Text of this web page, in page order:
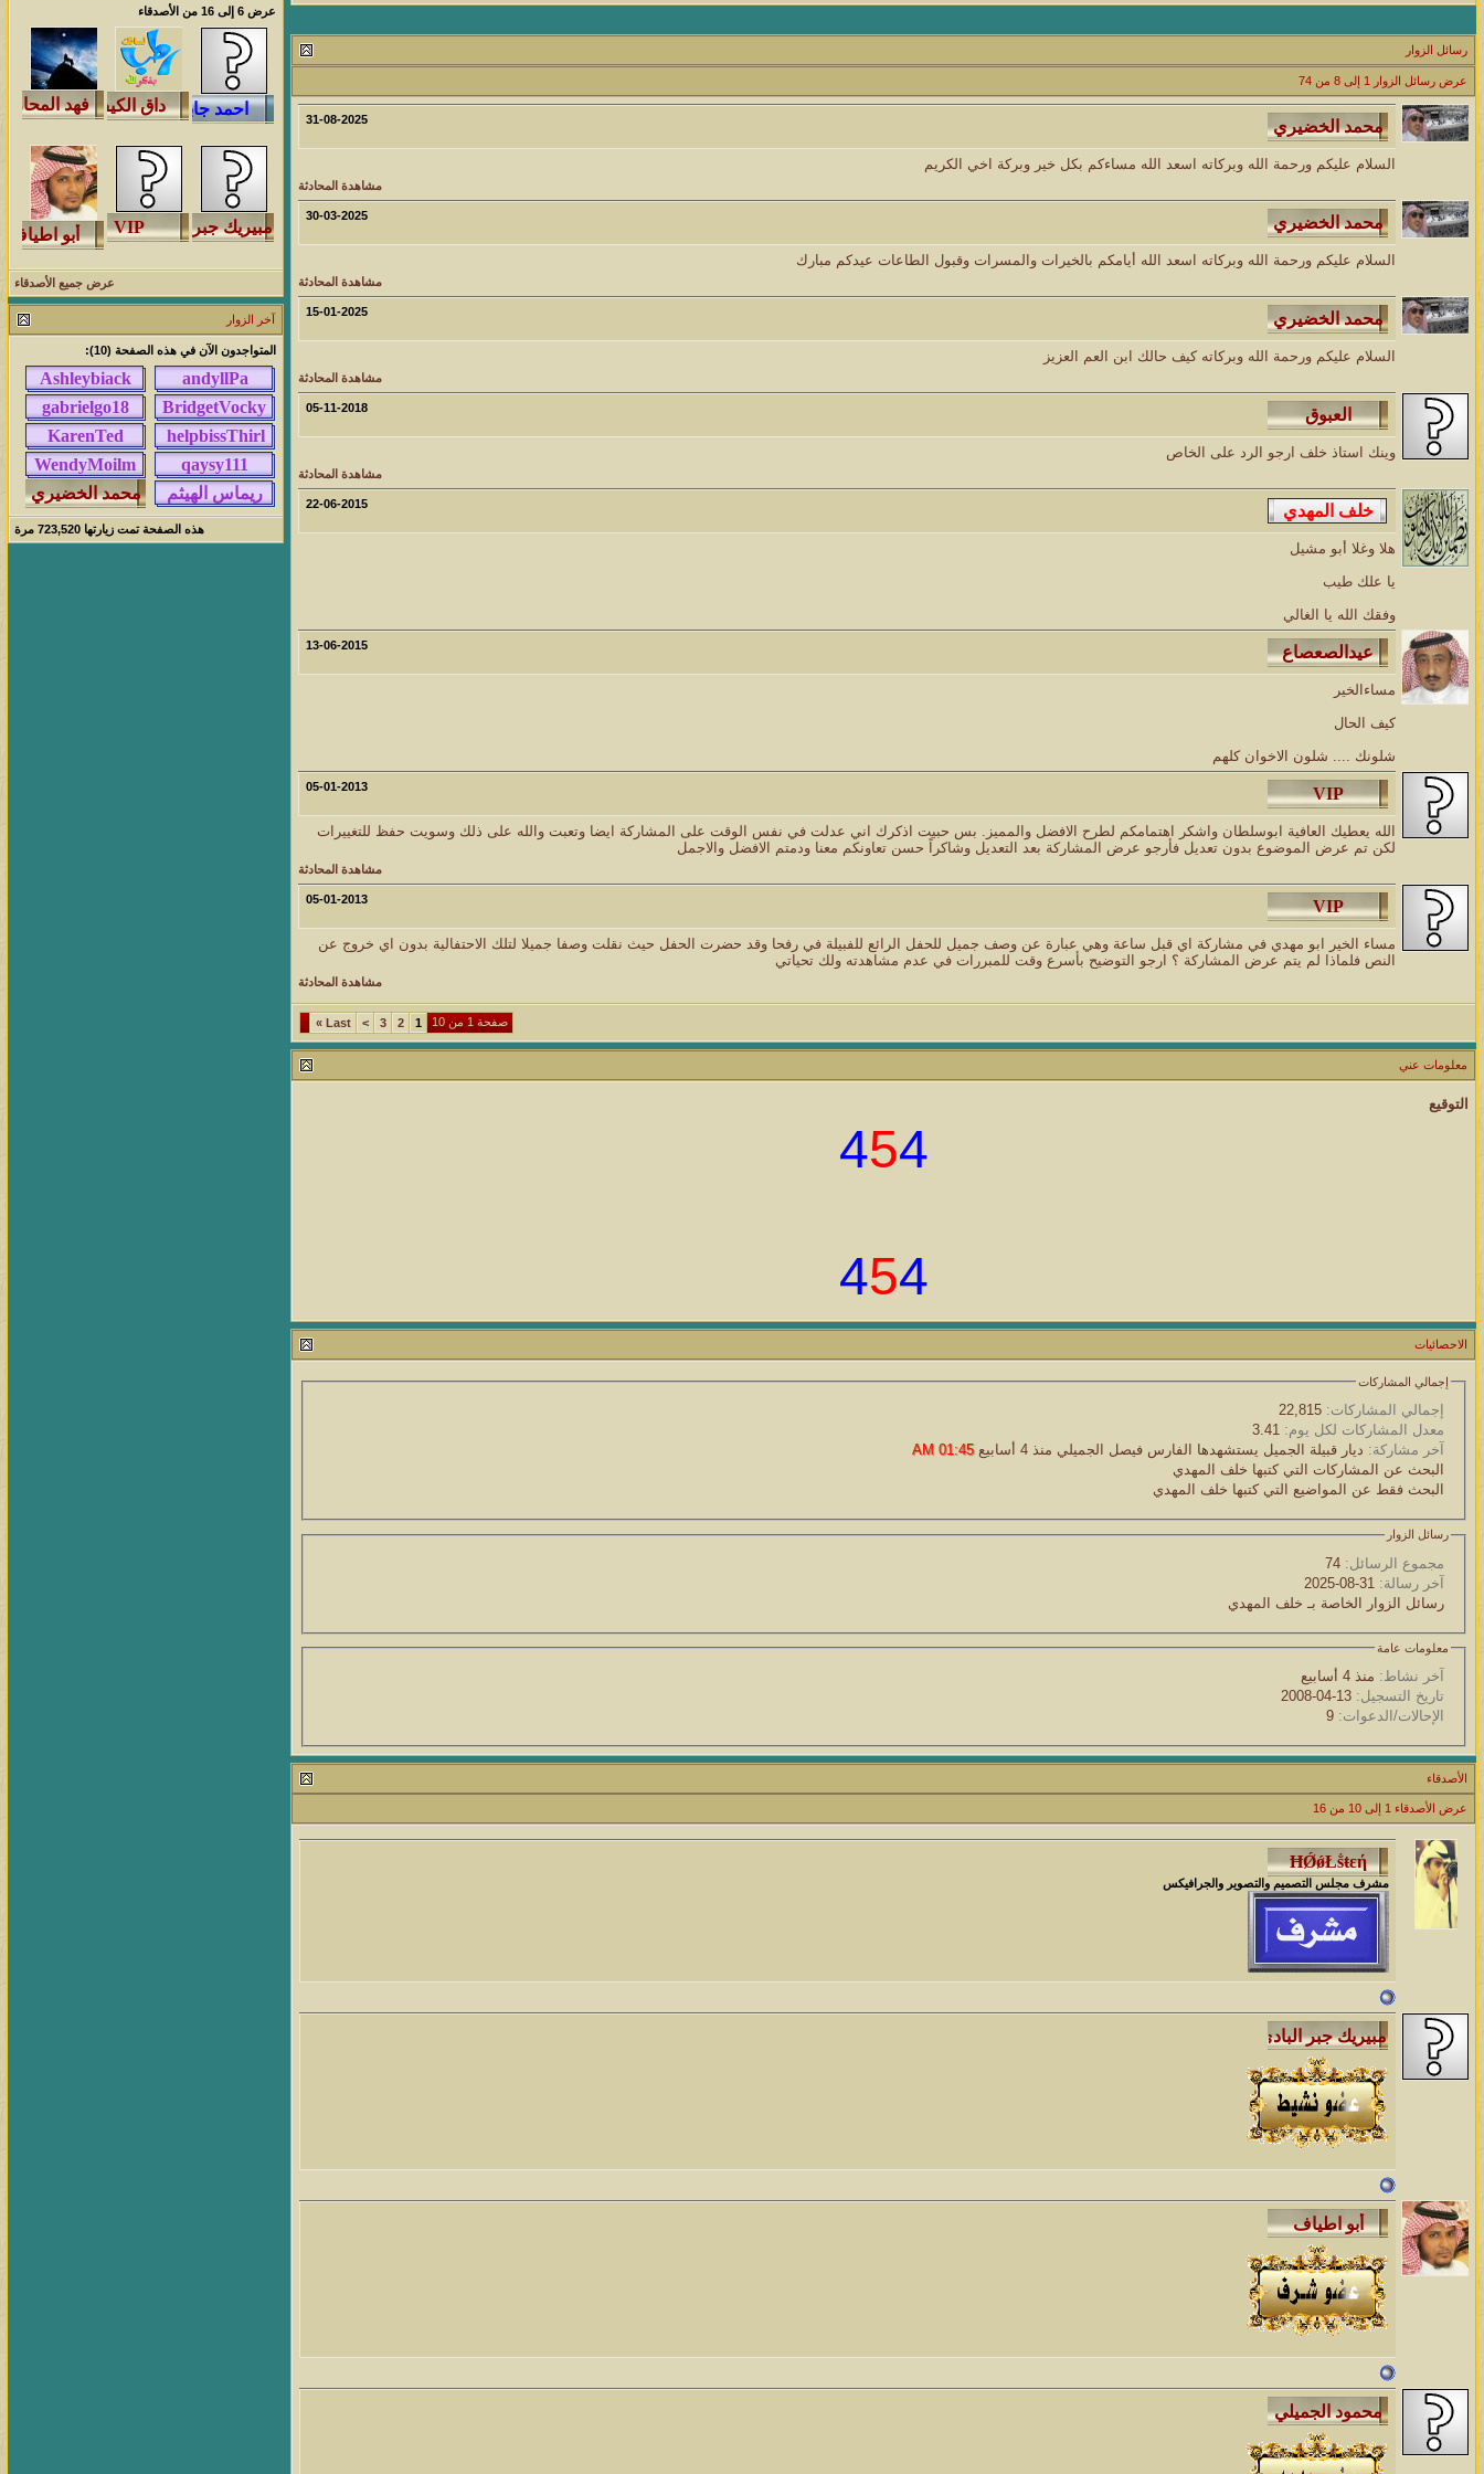
آخر مشاركة
مسابقة ( اعرف من صاحب هذه الصوره )
الأمير 1417
1460798 آخر رد:محمد الخضيري
الموضوع كاتب الموضوع مشاركات المشاهدات
آخر مشاركة
غير اسم اللي قبلك
آخر رد:احمد جابر
آخر مشاركة
اتحداك تجيب الصورة المطلوبةّّّ!!
آخر رد:خلف المهدي
الموضوع كاتب الموضوع
آخر مشاركة
المنتدى كالأنسان
أبو عبدالله البسام 17
96117 آخر رد:ابن صلفيق
الموضوع كاتب الموضوع مشاركات المشاهدات
آخر مشاركة
آخر رد:الميآسية
رسائل الزوار
عرض رسائل الزوار 1 إلى 8 من 74
31-08-2025
السلام عليكم ورحمة الله وبركاته اسعد الله مساءكم بكل خير وبركة اخي الكريم
مشاهدة المحادثة
30-03-2025
السلام عليكم ورحمة الله وبركاته اسعد الله أيامكم بالخيرات والمسرات وقبول الطاعات عيدكم مبارك
مشاهدة المحادثة
15-01-2025
السلام عليكم ورحمة الله وبركاته كيف حالك ابن العم العزيز
مشاهدة المحادثة
05-11-2018
وينك استاذ خلف ارجو الرد على الخاص
مشاهدة المحادثة
22-06-2015
هلا وغلا أبو مشيل
يا علك طيب
وفقك الله يا الغالي
13-06-2015
مساءالخير
كيف الحال
شلونك .... شلون الاخوان كلهم
05-01-2013
الله يعطيك العافية ابوسلطان واشكر اهتمامكم لطرح الافضل والمميز. بس حبيت اذكرك اني عدلت في نفس الوقت على المشاركة ايضا وتعبت والله على ذلك وسويت حفظ للتغييرات
لكن تم عرض الموضوع بدون تعديل فأرجو عرض المشاركة بعد التعديل وشاكراً حسن تعاونكم معنا ودمتم الافضل والاجمل
مشاهدة المحادثة
05-01-2013
مساء الخير ابو مهدي في مشاركة اي قبل ساعة وهي عبارة عن وصف جميل للحفل الرائع للفبيلة في رفحا وقد حضرت الحفل حيث نقلت وصفا جميلا لتلك الاحتفالية بدون اي خروج عن
النص فلماذا لم يتم عرض المشاركة ؟ ارجو التوضيح بأسرع وقت للمبررات في عدم مشاهدته ولك تحياتي
مشاهدة المحادثة
صفحة 1 من 10 1
2
3
>
Last
»
معلومات عني
التوقيع
454
454
الاحصائيات
إجمالي المشاركات
إجمالي المشاركات:
معدل المشاركات لكل يوم:
آخر مشاركة: ديار قبيلة الجميل يستشهدها الفارس فيصل الجميلي منذ 4 أسابيع
01:45 AM
البحث عن المشاركات التي كتبها خلف المهدي
البحث فقط عن المواضيع التي كتبها خلف المهدي
رسائل الزوار
مجموع الرسائل:
آخر رسالة:
رسائل الزوار الخاصة بـ خلف المهدي
معلومات عامة
آخر نشاط: منذ 4 أسابيع
تاريخ التسجيل:
الإحالات/الدعوات:
الأصدقاء
عرض الأصدقاء 1 إلى 10 من 16
مشرف مجلس التصميم والتصوير والجرافيكس
عرض 6 إلى 16 من الأصدقاء
عرض جميع الأصدقاء
آخر الزوار
المتواجدون الآن في هذه الصفحة (10):
هذه الصفحة تمت زيارتها 723,520 مرة